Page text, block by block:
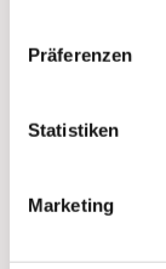
Präferenzen
Statistiken
Marketing